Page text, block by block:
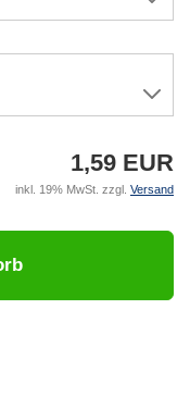
1,59 EUR
inkl. 19% MwSt. zzgl. Versand